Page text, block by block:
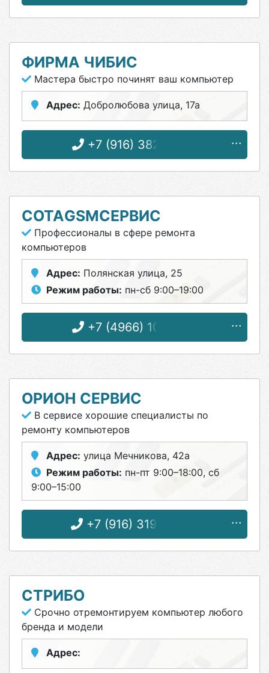
ФИРМА ЧИБИС
Мастера быстро починят ваш компьютер
Адрес: Добролюбова улица, 17а
+7 (916) 382-12-58
СОТАGSMСЕРВИС
Профессионалы в сфере ремонта
компьютеров
Адрес: Полянская улица, 25
Режим работы: пн-сб 9:00–19:00
+7 (4966) 10-05-11
ОРИОН СЕРВИС
В сервисе хорошие специалисты по
ремонту компьютеров
Адрес: улица Мечникова, 42а
Режим работы: пн-пт 9:00–18:00, сб
9:00–15:00
+7 (916) 319-43-36
СТРИБО
Срочно отремонтируем компьютер любого
бренда и модели
Адрес: